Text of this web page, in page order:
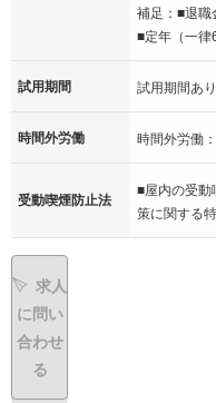
補足：■退職
■定年（一律
試用期間 試用期間あ
時間外労働 時間外労働
受動喫煙防止法
■屋内の受動
策に関する
求人
に問い
合わせ
る